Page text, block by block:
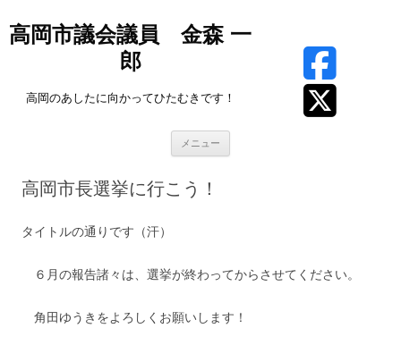
高岡市議会議員 金森 一
郎
高岡のあしたに向かってひたむきです！
メニュー
高岡市長選挙に行こう！
タイトルの通りです（汗）
６月の報告諸々は、選挙が終わってからさせてください。
角田ゆうきをよろしくお願いします！